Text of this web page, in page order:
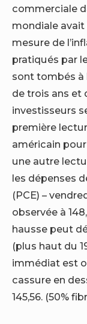
commerciale
mondiale avait
mesure de
pratiqués par
sont tombés à
de trois ans et
investisseurs
première
américain
une autre
les dépenses
(PCE) –
observée à
hausse peut
(plus haut du
immédiat est
cassure en
145,56. (50%